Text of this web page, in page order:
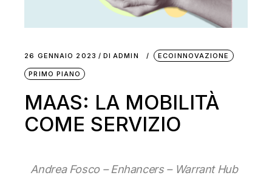
26 GENNAIO 2023 DI ADMIN ECOINNOVAZIONE
PRIMO PIANO
MAAS: LA MOBILITÀ
COME SERVIZIO
Andrea Fosco – Enhancers – Warrant Hub